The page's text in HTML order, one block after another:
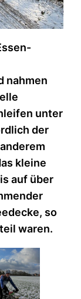
nahmen
unter
der
kleine
auf über
so
waren.